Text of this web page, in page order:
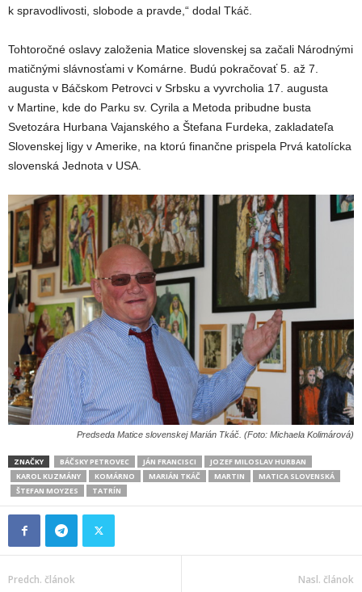
k spravodlivosti, slobode a pravde,“ dodal Tkáč.
Tohtoročné oslavy založenia Matice slovenskej sa začali Národnými
matičnými slávnosťami v Komárne. Budú pokračovať 5. až 7.
augusta v Báčskom Petrovci v Srbsku a vyvrcholia 17. augusta
v Martine, kde do Parku sv. Cyrila a Metoda pribudne busta
Svetozára Hurbana Vajanského a Štefana Furdeka, zakladateľa
Slovenskej ligy v Amerike, na ktorú finančne prispela Prvá katolícka
slovenská Jednota v USA.
Predseda Matice slovenskej Marián Tkáč. (Foto: Michaela Kolimárová)
ZNAČKY BÁČSKY PETROVEC JÁN FRANCISCI
JOZEF MILOSLAV HURBAN
KAROL KUZMÁNY
KOMÁRNO MARIÁN TKÁČ MARTIN
MATICA SLOVENSKÁ
ŠTEFAN MOYZES
TATRÍN
Predch. článok Nasl. článok